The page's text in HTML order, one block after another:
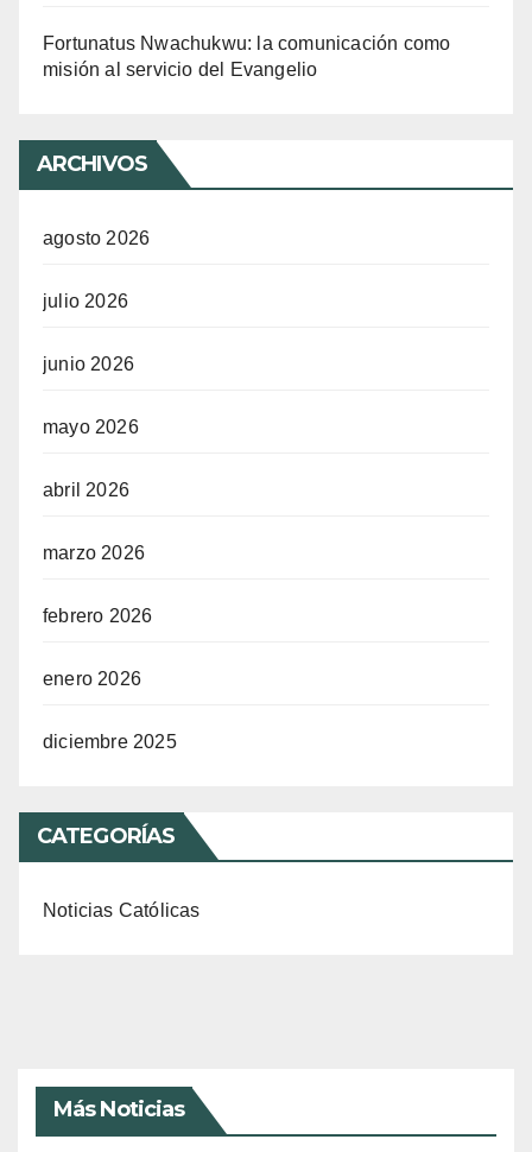
Fortunatus Nwachukwu: la comunicación como
misión al servicio del Evangelio
ARCHIVOS
agosto 2026
julio 2026
junio 2026
mayo 2026
abril 2026
marzo 2026
febrero 2026
enero 2026
diciembre 2025
CATEGORÍAS
Noticias Católicas
Más Noticias